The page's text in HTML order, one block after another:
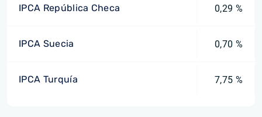
IPCA República Checa 0,29 %
IPCA Suecia 0,70 %
IPCA Turquía 7,75 %